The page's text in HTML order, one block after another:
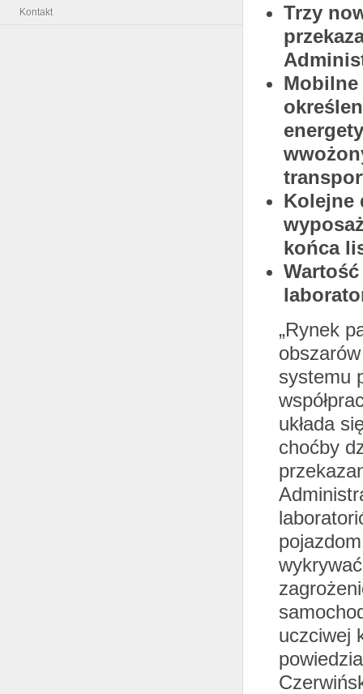
Kontakt
Trzy
Kolejne
końca
„Rynek
systemu
układa
choćby
uczciwej